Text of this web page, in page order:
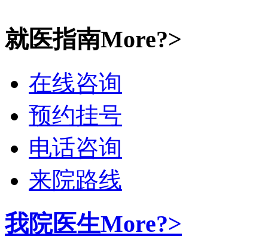
就医指南More?>
在线咨询
预约挂号
电话咨询
来院路线
我院医生More?>